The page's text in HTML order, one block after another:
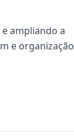
ampliando a
e organização